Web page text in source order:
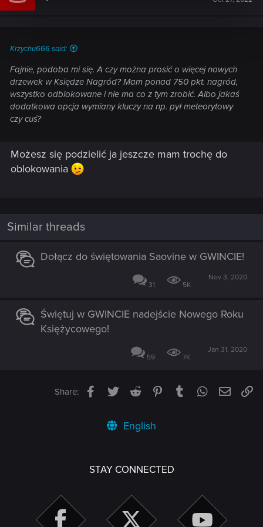
Krzychu666 said:
Fajnie, podoba mi się. A czy można prosić o więcej nowych
drzewek w Księdze Nagród? Mam ponad 750 pkt. nagród,
wszystko odblokowane i nie ma co z tym zrobić. Albo jakaś
dodatkowa opcja wymiany kluczy na np. pył meteorytowy
czy cuś?
Możesz się podzielić ja jeszcze mam trochę do
oblokowania
Similar threads
Dołącz do świętowania Saovine w GWINCIE!
31 5K
Nov 3, 2020
Świętuj w GWINCIE nadejście Nowego Roku
Księżycowego!
59 7K
Jan 31, 2020
Share: Facebook
TwitterReddit PinterestTumblrWhatsApp
Email
English
STAY CONNECTED